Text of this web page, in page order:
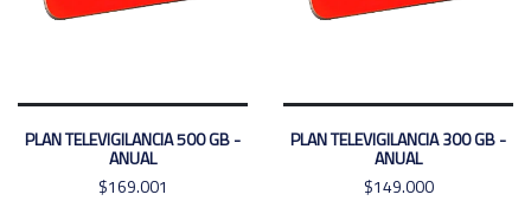
PLAN TELEVIGILANCIA 500 GB -
ANUAL
$169.001
PLAN TELEVIGILANCIA 300 GB -
ANUAL
$149.000